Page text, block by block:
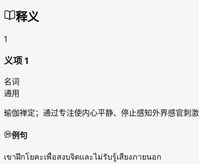
释义
1
义项 1
名词
通用
瑜伽禅定；通过专注使内心平静、停止感知外界感官刺
例句
เขาฝึกโยคะเพื่อสงบจิตและไม่รับรู้เสียงภายนอก